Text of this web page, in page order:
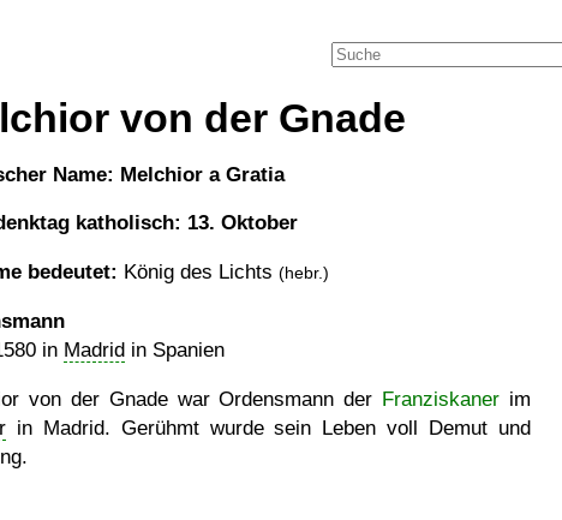
von der Gnade
Name: Melchior a Gratia
katholisch: 13. Oktober
bedeutet: König des Lichts (hebr.)
in Madrid in Spanien
von der Gnade war Ordensmann der Franziskaner im
in Madrid. Gerühmt wurde sein Leben voll Demut und